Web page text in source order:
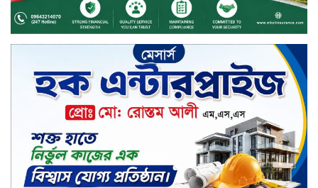
চুয়াডাঙ্গায় বিএআরআই’র কৃষি গবেষণা
কেন্দ্র, মেহেরপুর এর আঞ্চলিক রিভিউ
কর্মশালা/২০২৫-২৬ অনুষ্ঠিত
মুসলিম নিকাহ রেজিস্ট্রার কল্যাণ
পরিষদের সম্মেলন অনুষ্ঠিত
দীর্ঘস্থায়ী ৭,৫০০ এমএএইচ ব্যাটারি
এবং শক্তিশালী গরিলা গ্লাস ৭আই সুরক্ষা
নিয়ে শাওমি উন্মোচন করল নতুন রেডমি
১৭